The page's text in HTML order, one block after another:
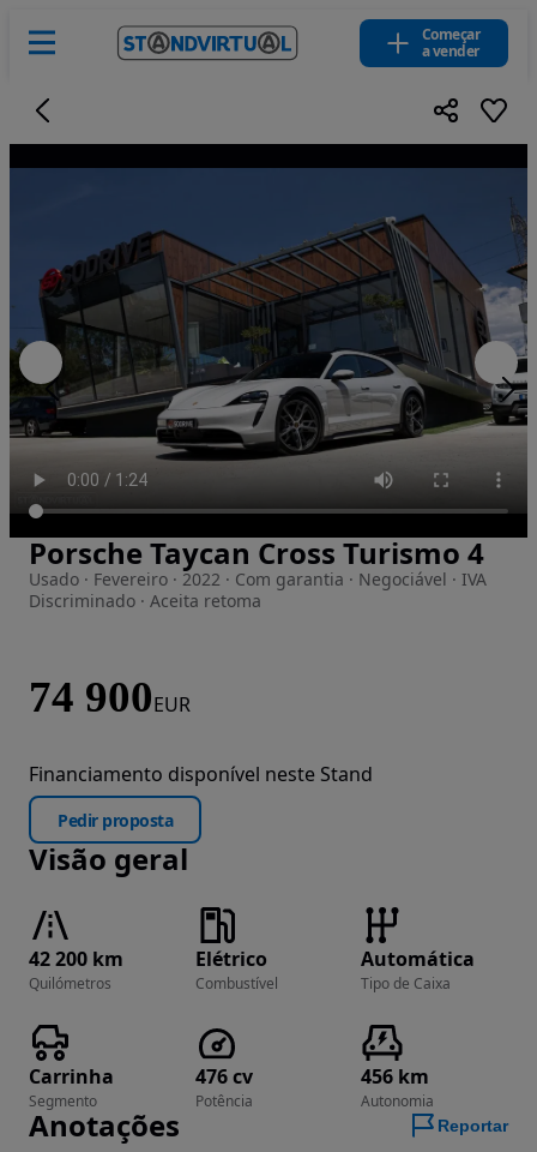
Começar
a vender
Imagem 1 de 48
Porsche Taycan Cross Turismo 4
Usado · Fevereiro · 2022 · Com garantia · Negociável · IVA
Discriminado · Aceita retoma
74 900EUR
Financiamento disponível neste Stand
Pedir proposta
Visão geral
42 200 km
Quilómetros
Elétrico
Combustível
Automática
Tipo de Caixa
Carrinha
Segmento
476 cv
Potência
456 km
Autonomia
Anotações Reportar